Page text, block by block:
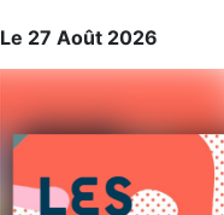
Le 27 Août 2026